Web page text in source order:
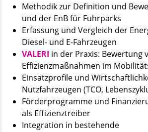
Methodik zur Definition und
und der EnB für Fuhrparks
Erfassung und Vergleich der
Diesel- und E-Fahrzeugen
VALERI in der Praxis: Bewertung
Effizienzmaßnahmen im
Einsatzprofile und
Nutzfahrzeugen (TCO,
Förderprogramme und
als Effizienztreiber
Integration in bestehende